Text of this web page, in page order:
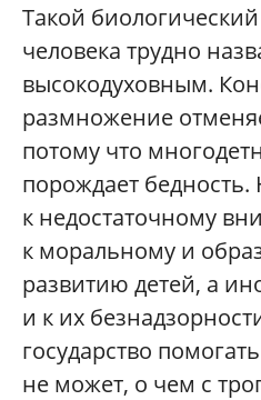
Такой
человека трудно
высокодуховным.
размножение
потому что
порождает
к недостаточному
к моральному и
развитию детей, а
и к их
государство
не может, о чем с